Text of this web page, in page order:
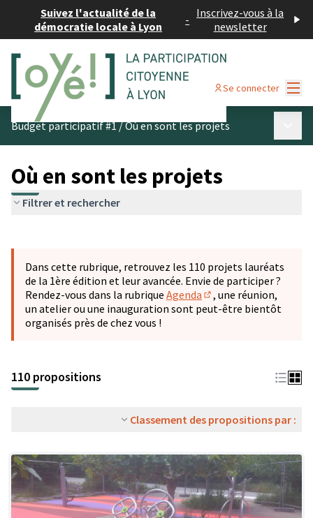
Suivez l'actualité de la
démocratie locale à Lyon
- Inscrivez-vous à la
newsletter
Se connecter
Budget participatif #1/Où en sont les projets
Où en sont les projets
Filtrer et rechercher
−
Dans cette rubrique, retrouvez les 110 projets lauréats
de la 1ère édition et leur avancée. Envie de participer ?
Rendez-vous dans la rubrique Agenda
(S'ouvre dans un
, une réunion,
un atelier ou une inauguration sont peut-être bientôt
organisés près de chez vous !
110 propositions
Classement des propositions par :